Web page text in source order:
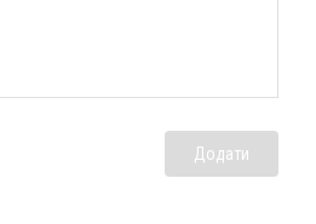
Додати